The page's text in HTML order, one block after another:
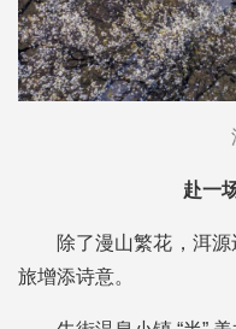
赴一
除了漫山繁花，洱
旅增添诗意。